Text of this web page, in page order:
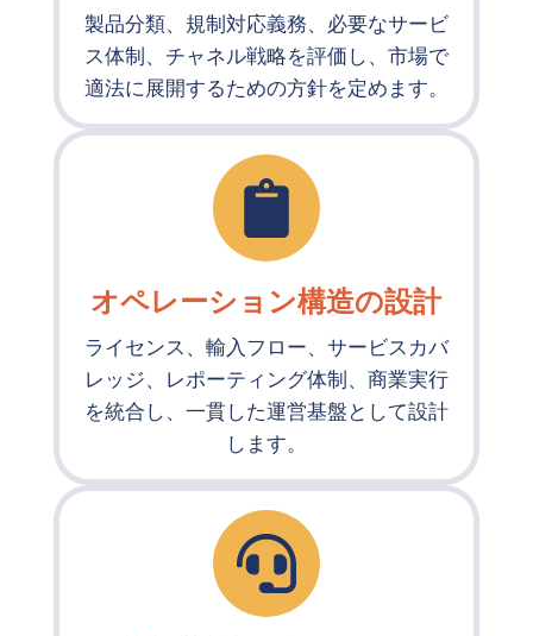
製品分類、規制対応義務、必要なサービ
ス体制、チャネル戦略を評価し、市場で
適法に展開するための方針を定めます。
オペレーション構造の設計
ライセンス、輸入フロー、サービスカバ
レッジ、レポーティング体制、商業実行
を統合し、一貫した運営基盤として設計
します。